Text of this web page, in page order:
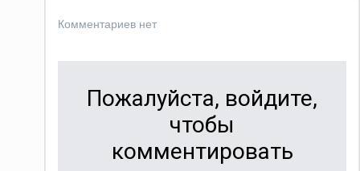
Комментариев нет
Пожалуйста, войдите,
чтобы
комментировать